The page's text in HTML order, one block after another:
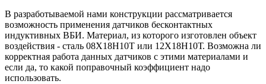
В разработываемой нами конструкции рассматривается
возможность применения датчиков бесконтактных
индуктивных ВБИ. Материал, из которого изготовлен объект
воздействия - сталь 08Х18Н10Т или 12Х18Н10Т. Возможна ли
корректная работа данных датчиков с этими материалами и
если да, то какой поправочный коэффициент надо
использовать.